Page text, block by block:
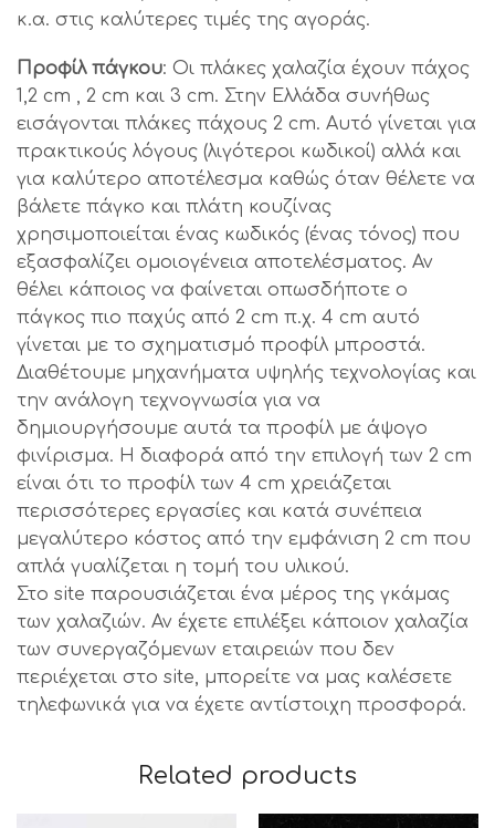
κ.α. στις καλύτερες τιμές της αγοράς.
Προφίλ πάγκου: Οι πλάκες χαλαζία έχουν πάχος
1,2 cm , 2 cm και 3 cm. Στην Ελλάδα συνήθως
εισάγονται πλάκες πάχους 2 cm. Αυτό γίνεται για
πρακτικούς λόγους (λιγότεροι κωδικοί) αλλά και
για καλύτερο αποτέλεσμα καθώς όταν θέλετε να
βάλετε πάγκο και πλάτη κουζίνας
χρησιμοποιείται ένας κωδικός (ένας τόνος) που
εξασφαλίζει ομοιογένεια αποτελέσματος. Αν
θέλει κάποιος να φαίνεται οπωσδήποτε ο
πάγκος πιο παχύς από 2 cm π.χ. 4 cm αυτό
γίνεται με το σχηματισμό προφίλ μπροστά.
Διαθέτουμε μηχανήματα υψηλής τεχνολογίας και
την ανάλογη τεχνογνωσία για να
δημιουργήσουμε αυτά τα προφίλ με άψογο
φινίρισμα. Η διαφορά από την επιλογή των 2 cm
είναι ότι το προφίλ των 4 cm χρειάζεται
περισσότερες εργασίες και κατά συνέπεια
μεγαλύτερο κόστος από την εμφάνιση 2 cm που
απλά γυαλίζεται η τομή του υλικού.
Στο site παρουσιάζεται ένα μέρος της γκάμας
των χαλαζιών. Αν έχετε επιλέξει κάποιον χαλαζία
των συνεργαζόμενων εταιρειών που δεν
περιέχεται στο site, μπορείτε να μας καλέσετε
τηλεφωνικά για να έχετε αντίστοιχη προσφορά.
Related products